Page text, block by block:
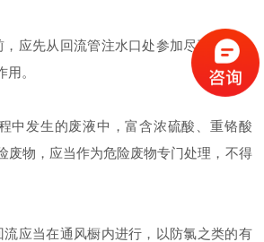
应先从回流管注水口处参加尽可能多的
。
发生的废液中，富含浓硫酸、重铬酸
废物，应当作为危险废物专门处理，不得
应当在通风橱内进行，以防氯之类的有